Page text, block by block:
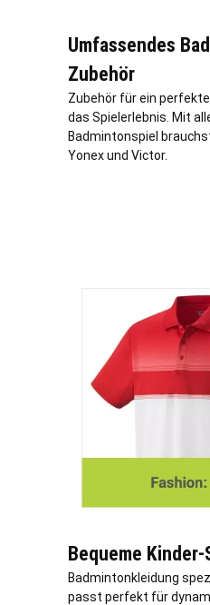
Umfassendes
Zubehör
Zubehör für ein
das Spielerlebnis. Mit
Badmintonspiel
Yonex und Victor.
Bequeme
Badmintonkleidung
passt perfekt für